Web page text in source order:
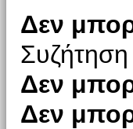
Δεν
Συζήτηση
Δεν
Δεν